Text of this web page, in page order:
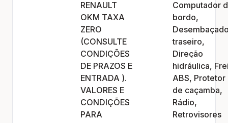
RENAULT
OKM TAXA
ZERO
(CONSULTE
CONDIÇÕES
DE PRAZOS E
ENTRADA ).
VALORES E
CONDIÇÕES
PARA
Computador
bordo,
traseiro,
Direção
hidráulica,
ABS, Protetor
de caçamba,
Rádio,
Retrovisores